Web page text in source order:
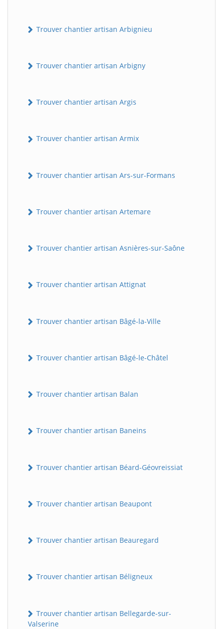
Trouver chantier artisan Arbignieu
Trouver chantier artisan Arbigny
Trouver chantier artisan Argis
Trouver chantier artisan Armix
Trouver chantier artisan Ars-sur-Formans
Trouver chantier artisan Artemare
Trouver chantier artisan Asnières-sur-Saône
Trouver chantier artisan Attignat
Trouver chantier artisan Bâgé-la-Ville
Trouver chantier artisan Bâgé-le-Châtel
Trouver chantier artisan Balan
Trouver chantier artisan Baneins
Trouver chantier artisan Béard-Géovreissiat
Trouver chantier artisan Beaupont
Trouver chantier artisan Beauregard
Trouver chantier artisan Béligneux
Trouver chantier artisan Bellegarde-sur-
Valserine